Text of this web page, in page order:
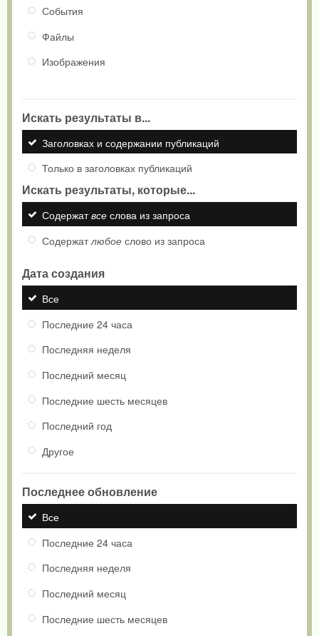
События
Файлы
Изображения
Искать результаты в...
Заголовках и содержании публикаций
Только в заголовках публикаций
Искать результаты, которые...
Содержатвсе слова из запроса
Содержатлюбое слово из запроса
Дата создания
Все
Последние 24 часа
Последняя неделя
Последний месяц
Последние шесть месяцев
Последний год
Другое
Последнее обновление
Все
Последние 24 часа
Последняя неделя
Последний месяц
Последние шесть месяцев